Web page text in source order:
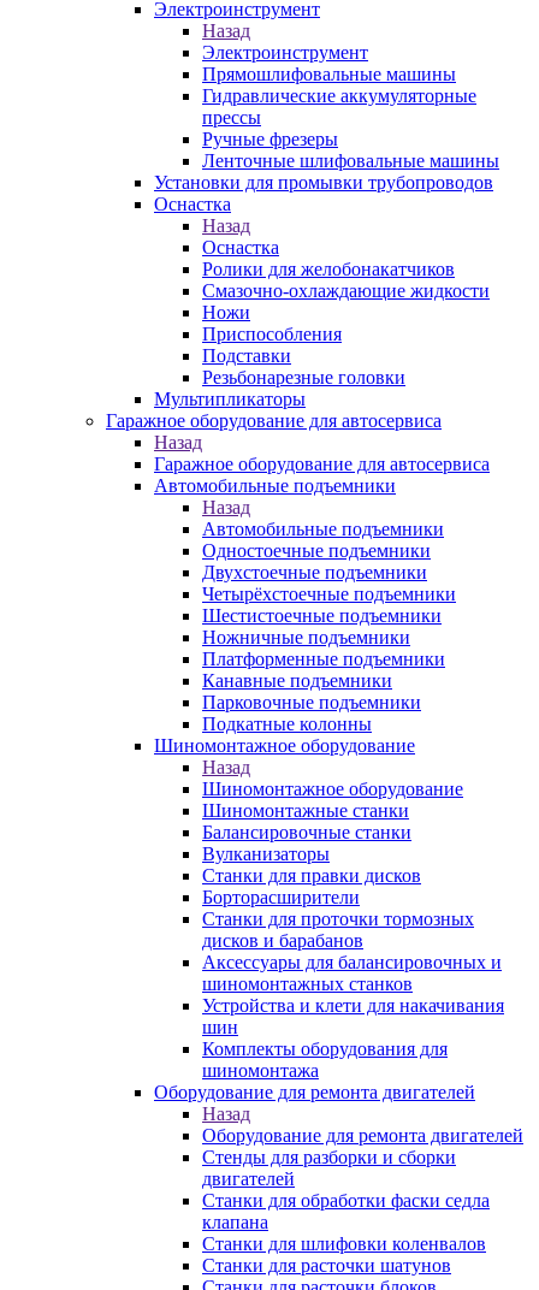
Электроинструмент
Назад
Электроинструмент
Прямошлифовальные машины
Гидравлические аккумуляторные
прессы
Ручные фрезеры
Ленточные шлифовальные машины
Установки для промывки трубопроводов
Оснастка
Назад
Оснастка
Ролики для желобонакатчиков
Смазочно-охлаждающие жидкости
Ножи
Приспособления
Подставки
Резьбонарезные головки
Мультипликаторы
Гаражное оборудование для автосервиса
Назад
Гаражное оборудование для автосервиса
Автомобильные подъемники
Назад
Автомобильные подъемники
Одностоечные подъемники
Двухстоечные подъемники
Четырёхстоечные подъемники
Шестистоечные подъемники
Ножничные подъемники
Платформенные подъемники
Канавные подъемники
Парковочные подъемники
Подкатные колонны
Шиномонтажное оборудование
Назад
Шиномонтажное оборудование
Шиномонтажные станки
Балансировочные станки
Вулканизаторы
Станки для правки дисков
Борторасширители
Станки для проточки тормозных
дисков и барабанов
Аксессуары для балансировочных и
шиномонтажных станков
Устройства и клети для накачивания
шин
Комплекты оборудования для
шиномонтажа
Оборудование для ремонта двигателей
Назад
Оборудование для ремонта двигателей
Стенды для разборки и сборки
двигателей
Станки для обработки фаски седла
клапана
Станки для шлифовки коленвалов
Станки для расточки шатунов